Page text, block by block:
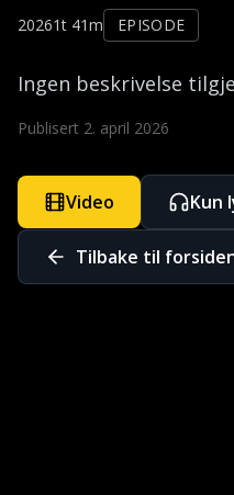
20261t 41m EPISODE
Ingen beskrivelse
Publisert 2. april 2026
Video Kun
Tilbake til